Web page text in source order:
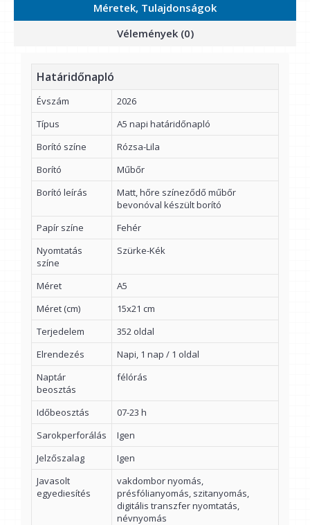
Méretek, Tulajdonságok
Vélemények (0)
Határidőnapló
Évszám
2026
Típus
A5 napi határidőnapló
Borító színe
Rózsa-Lila
Borító
Műbőr
Borító leírás
Matt, hőre színeződő műbőr
bevonóval készült borító
Papír színe
Fehér
Nyomtatás
színe
Szürke-Kék
Méret
A5
Méret (cm)
15x21 cm
Terjedelem
352 oldal
Elrendezés
Napi, 1 nap / 1 oldal
Naptár
beosztás
félórás
Időbeosztás
07-23 h
Sarokperforálás
Igen
Jelzőszalag
Igen
Javasolt
egyediesítés
vakdombor nyomás,
présfólianyomás, szitanyomás,
digitális transzfer nyomtatás,
névnyomás